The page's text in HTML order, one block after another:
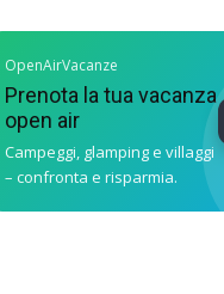
OpenAirVacanze
Prenota la tua vacanza
open air
Campeggi, glamping e villaggi
– confronta e risparmia.